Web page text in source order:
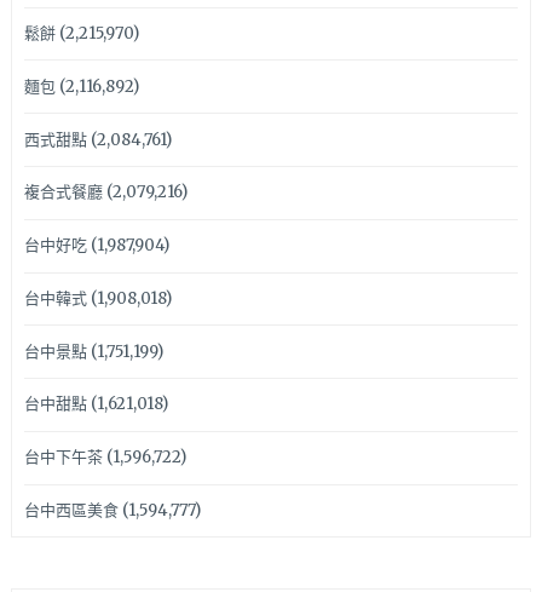
鬆餅(2,215,970)
麵包(2,116,892)
西式甜點(2,084,761)
複合式餐廳(2,079,216)
台中好吃(1,987,904)
台中韓式(1,908,018)
台中景點(1,751,199)
台中甜點(1,621,018)
台中下午茶(1,596,722)
台中西區美食(1,594,777)